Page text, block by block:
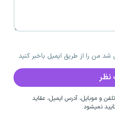
من را از طریق ایمیل باخبر کنید
و موبایل، آدرس ایمیل، عقاید
نمیشود.